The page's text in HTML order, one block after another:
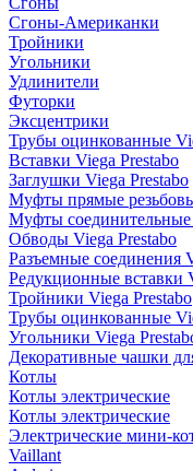
Сгоны-Американки
Тройники
Угольники
Удлинители
Футорки
Эксцентрики
Трубы оцинкованные
Вставки Viega Prestabo
Заглушки Viega Prestabo
Муфты прямые
Муфты соединительные
Обводы Viega Prestabo
Разъемные соединения
Редукционные вставки
Тройники Viega Prestabo
Трубы оцинкованные
Угольники Viega
Декоративные чашки
Котлы
Котлы электрические
Котлы электрические
Электрические мини-
Vaillant